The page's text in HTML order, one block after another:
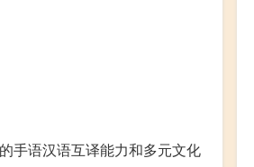
手语汉语互译能力和多元文化